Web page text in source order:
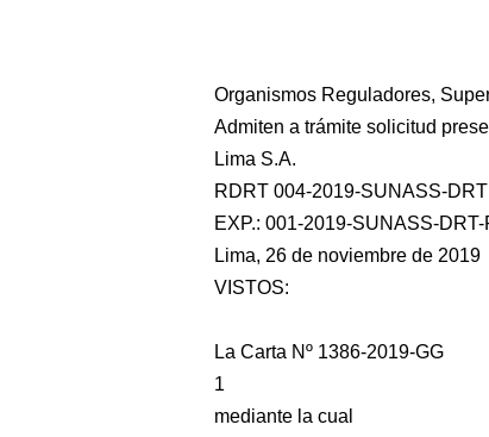
Organismos Reguladores,
Admiten a trámite solicitud
Lima S.A.
RDRT 004-2019-SUNASS-DRT
EXP.: 001-2019-SUNASS-DRT-
Lima, 26 de noviembre de 2019
VISTOS:
La Carta Nº 1386-2019-GG
1
mediante la cual